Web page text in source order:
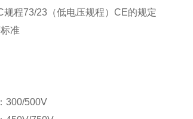
规程73/23（低电压规程）CE的规定
准
300/500V